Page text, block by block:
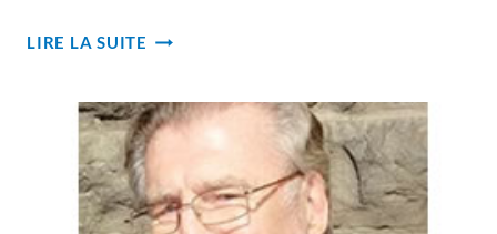
LIRE LA SUITE HOMMAGE
DU
FRÈRE
PAUL
DOYLE,